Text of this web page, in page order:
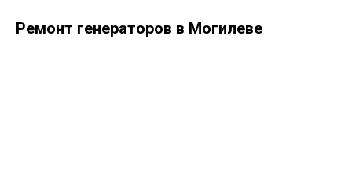
Ремонт генераторов в Могилеве